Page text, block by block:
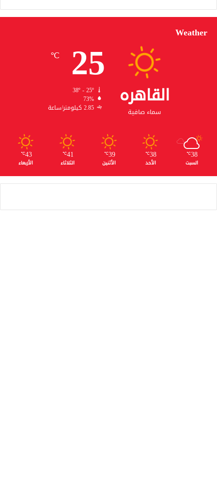
Weather
القاهره
سماء صافية
25
℃
38º - 25º
73%
2.85 كيلومتر/ساعة
38
℃
السبت
38
℃
الأحد
39
℃
الأثنين
41
℃
الثلاثاء
43
℃
الأربعاء